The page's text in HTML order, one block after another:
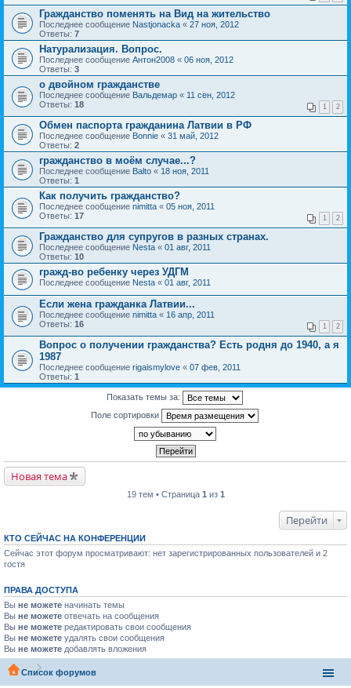
Гражданство поменять на Вид на жительство
Последнее сообщение Nastjonacka « 27 ноя, 2012
Ответы: 7
Натурализация. Вопрос.
Последнее сообщение Антон2008 « 06 ноя, 2012
Ответы: 3
о двойном гражданстве
Последнее сообщение Вальдемар « 11 сен, 2012
Ответы: 18 1 2
Обмен паспорта гражданина Латвии в РФ
Последнее сообщение Bonnie « 31 май, 2012
Ответы: 2
гражданство в моём случае...?
Последнее сообщение Balto « 18 ноя, 2011
Ответы: 1
Как получить гражданство?
Последнее сообщение nimitta « 05 ноя, 2011
Ответы: 17 1 2
Гражданство для супругов в разных странах.
Последнее сообщение Nesta « 01 авг, 2011
Ответы: 10
гражд-во ребенку через УДГМ
Последнее сообщение Nesta « 01 авг, 2011
Если жена гражданка Латвии...
Последнее сообщение nimitta « 16 апр, 2011
Ответы: 16 1 2
Вопрос о получении гражданства? Есть родня до 1940, а я
1987
Последнее сообщение rigaismylove « 07 фев, 2011
Ответы: 1
Показать темы за:
Поле сортировки
Новая тема
19 тем • Страница 1 из 1
Перейти
КТО СЕЙЧАС НА КОНФЕРЕНЦИИ
Сейчас этот форум просматривают: нет зарегистрированных пользователей и 2
гостя
ПРАВА ДОСТУПА
Вы не можете начинать темы
Вы не можете отвечать на сообщения
Вы не можете редактировать свои сообщения
Вы не можете удалять свои сообщения
Вы не можете добавлять вложения
Список форумов